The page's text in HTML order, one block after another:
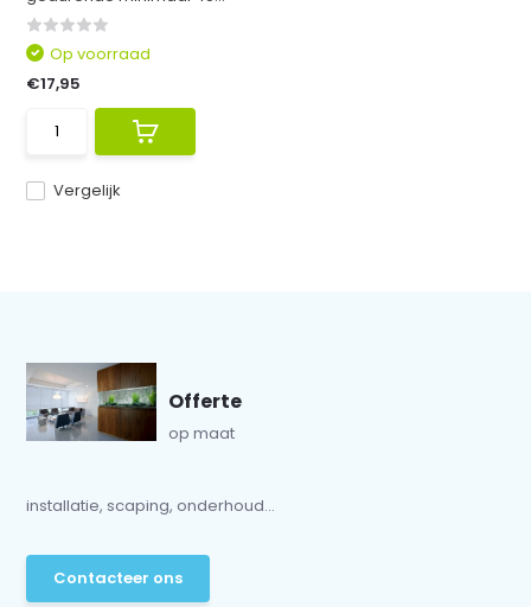
Vergelijk
Op voorraad
€17,95
Offerte
op maat
installatie, scaping, onderhoud...
Contacteer ons